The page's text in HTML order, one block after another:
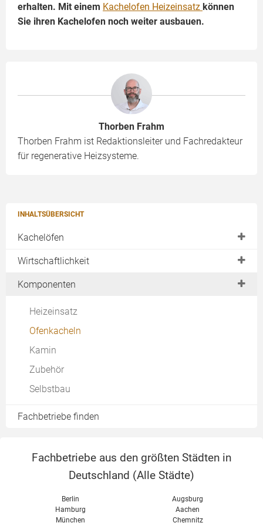
INHALTSÜBERSICHT
Kachelöfen
Grundofen
Wasserführend
Designvarianten
Wirtschaftlichkeit
Anschaffungspreise
Komponenten
Heizeinsatz
Ofenkacheln
Kamin
Zubehör
Selbstbau
Fachbetriebe finden
erhalten. Mit einem Kachelofen Heizeinsatz können
Sie ihren Kachelofen noch weiter ausbauen.
Thorben Frahm
Thorben Frahm ist Redaktionsleiter und Fachredakteur
für regenerative Heizsysteme.
Fachbetriebe aus den größten Städten in
Deutschland (Alle Städte)
Berlin
Hamburg
München
Augsburg
Aachen
Chemnitz